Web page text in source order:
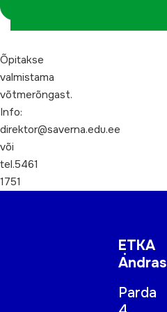
Õpitakse
valmistama
võtmerõngast.
Info:
direktor@saverna.edu.ee
või
tel.5461
1751
ETKA
Andras
Parda